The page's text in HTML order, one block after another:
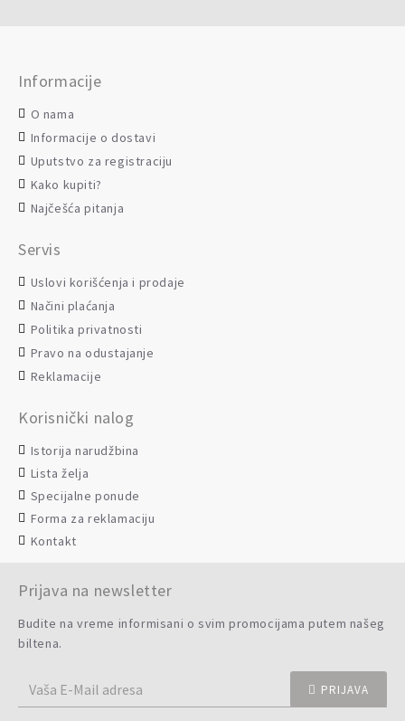
Informacije
O nama
Informacije o dostavi
Uputstvo za registraciju
Kako kupiti?
Najčešća pitanja
Servis
Uslovi korišćenja i prodaje
Načini plaćanja
Politika privatnosti
Pravo na odustajanje
Reklamacije
Korisnički nalog
Istorija narudžbina
Lista želja
Specijalne ponude
Forma za reklamaciju
Kontakt
Prijava na newsletter
Budite na vreme informisani o svim promocijama putem našeg
biltena.
PRIJAVA